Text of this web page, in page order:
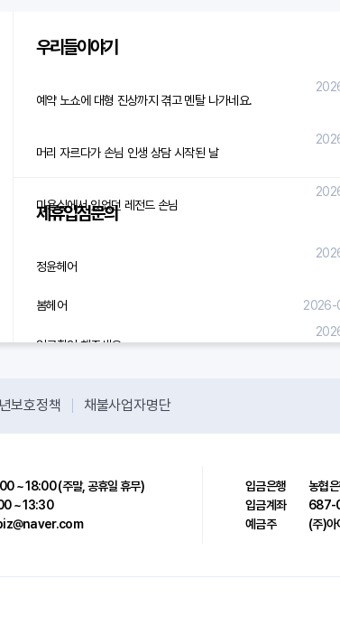
우리들이야기
예약 노쇼에 대형 진상까지 겪고 멘탈 나가네요.
머리 자르다가 손님 인생 상담 시작된 날
미용실에서 있었던 레전드 손님
제휴입점문의
정윤헤어
봄헤어
2026-
입금확인 해주세요.
보호정책 채불사업자명단
~ 18:00 (주말, 공휴일 휴무)
~ 13:30
입금은행
농협
입금계좌
687-
예금주
(주)아